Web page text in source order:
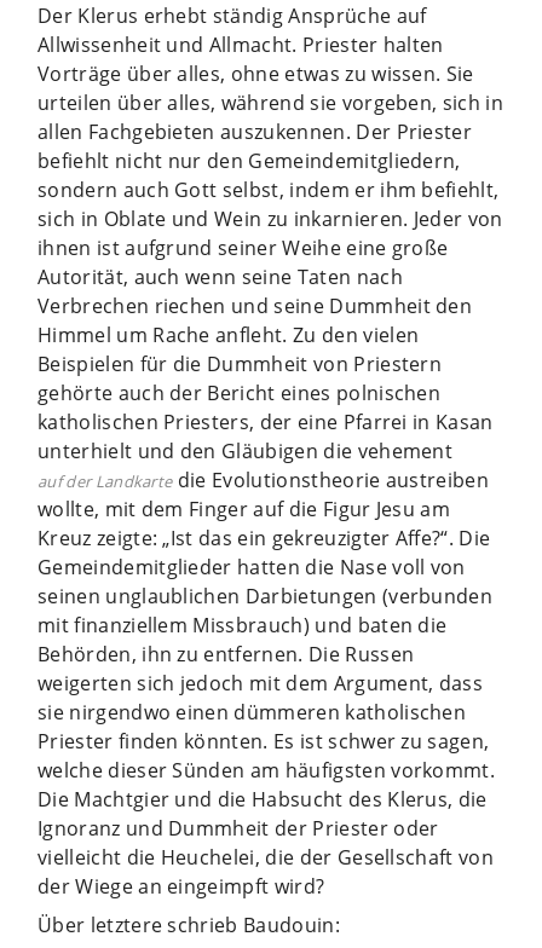
Der Klerus erhebt ständig Ansprüche auf
Allwissenheit und Allmacht. Priester halten
Vorträge über alles, ohne etwas zu wissen. Sie
urteilen über alles, während sie vorgeben, sich in
allen Fachgebieten auszukennen. Der Priester
befiehlt nicht nur den Gemeindemitgliedern,
sondern auch Gott selbst, indem er ihm befiehlt,
sich in Oblate und Wein zu inkarnieren. Jeder von
ihnen ist aufgrund seiner Weihe eine große
Autorität, auch wenn seine Taten nach
Verbrechen riechen und seine Dummheit den
Himmel um Rache anfleht. Zu den vielen
Beispielen für die Dummheit von Priestern
gehörte auch der Bericht eines polnischen
katholischen Priesters, der eine Pfarrei in Kasan
unterhielt und den Gläubigen die vehement
auf der Landkartedie Evolutionstheorie austreiben
wollte, mit dem Finger auf die Figur Jesu am
Kreuz zeigte: „Ist das ein gekreuzigter Affe?“. Die
Gemeindemitglieder hatten die Nase voll von
seinen unglaublichen Darbietungen (verbunden
mit finanziellem Missbrauch) und baten die
Behörden, ihn zu entfernen. Die Russen
weigerten sich jedoch mit dem Argument, dass
sie nirgendwo einen dümmeren katholischen
Priester finden könnten. Es ist schwer zu sagen,
welche dieser Sünden am häufigsten vorkommt.
Die Machtgier und die Habsucht des Klerus, die
Ignoranz und Dummheit der Priester oder
vielleicht die Heuchelei, die der Gesellschaft von
der Wiege an eingeimpft wird?
Über letztere schrieb Baudouin: